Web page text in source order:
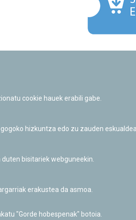
Informazio
cookie hauek erabili gabe.
hizkuntza edo zu zauden eskualdea.
bisitariek webguneekin.
erakustea da asmoa.
"Gorde hobespenak" botoia.